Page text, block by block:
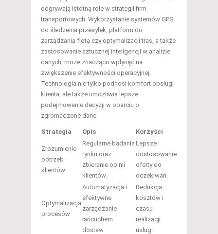
odgrywają istotną rolę w strategii firm
transportowych. Wykorzystanie systemów GPS
do śledzenia przesyłek, platform do
zarządzania flotą czy optymalizacji tras, a także
zastosowanie sztucznej inteligencji w analizie
danych, może znacząco wpłynąć na
zwiększenie efektywności operacyjnej.
Technologia nie tylko podnosi komfort obsługi
klienta, ale także umożliwia lepsze
podejmowanie decyzji w oparciu o
zgromadzone dane.
Strategia Opis Korzyści
Zrozumienie
potrzeb
klientów
Regularne badania
rynku oraz
zbieranie opinii
klientów.
Lepsze
dostosowanie
oferty do
oczekiwań.
Optymalizacja
procesów
Automatyzacja i
efektywne
zarządzanie
łańcuchem
dostaw.
Redukcja
kosztów i
czasu
realizacji
usług.